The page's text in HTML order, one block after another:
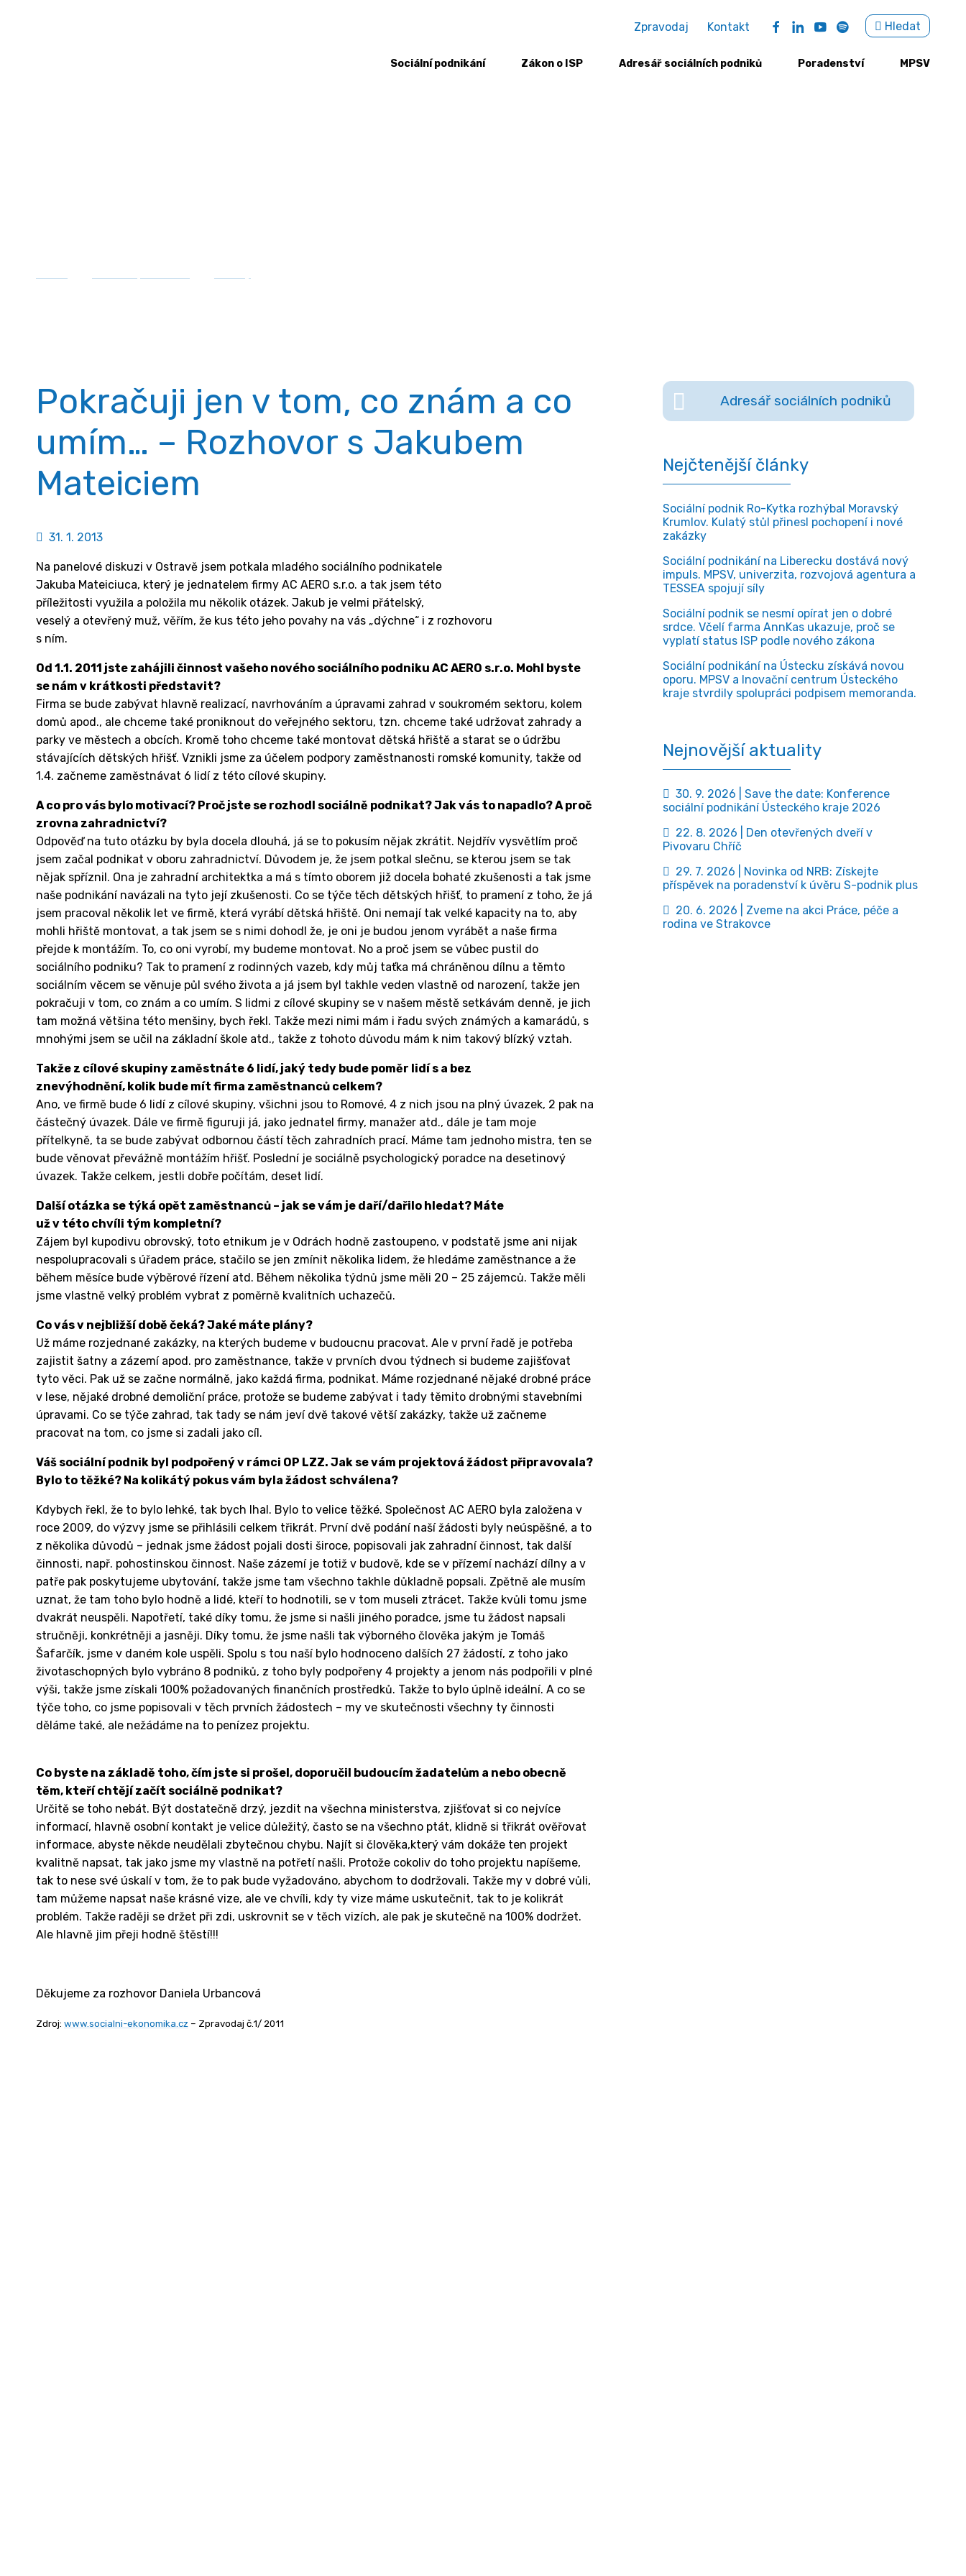
Zpravodaj Kontakt Hledat
Sociální podnikání Zákon o ISP Adresář sociálních podniků Poradenství MPSV
Pokračuji jen v tom, co znám a co
umím… – Rozhovor s Jakubem
Mateiciem
31. 1. 2013
Na panelové diskuzi v Ostravě jsem potkala mladého sociálního podnikatele
Jakuba Mateiciuca, který je jednatelem firmy AC AERO s.r.o. a tak jsem této
příležitosti využila a položila mu několik otázek. Jakub je velmi přátelský,
veselý a otevřený muž, věřím, že kus této jeho povahy na vás „dýchne“ i z rozhovoru
s ním.
Od 1.1. 2011 jste zahájili činnost vašeho nového sociálního podniku AC AERO s.r.o. Mohl byste
se nám v krátkosti představit?
Firma se bude zabývat hlavně realizací, navrhováním a úpravami zahrad v soukromém sektoru, kolem
domů apod., ale chceme také proniknout do veřejného sektoru, tzn. chceme také udržovat zahrady a
parky ve městech a obcích. Kromě toho chceme také montovat dětská hřiště a starat se o údržbu
stávajících dětských hřišť. Vznikli jsme za účelem podpory zaměstnanosti romské komunity, takže od
1.4. začneme zaměstnávat 6 lidí z této cílové skupiny.
A co pro vás bylo motivací? Proč jste se rozhodl sociálně podnikat? Jak vás to napadlo? A proč
zrovna zahradnictví?
Odpověď na tuto otázku by byla docela dlouhá, já se to pokusím nějak zkrátit. Nejdřív vysvětlím proč
jsem začal podnikat v oboru zahradnictví. Důvodem je, že jsem potkal slečnu, se kterou jsem se tak
nějak spříznil. Ona je zahradní architektka a má s tímto oborem již docela bohaté zkušenosti a tak jsme
naše podnikání navázali na tyto její zkušenosti. Co se týče těch dětských hřišť, to pramení z toho, že já
jsem pracoval několik let ve firmě, která vyrábí dětská hřiště. Oni nemají tak velké kapacity na to, aby
mohli hřiště montovat, a tak jsem se s nimi dohodl že, je oni je budou jenom vyrábět a naše firma
přejde k montážím. To, co oni vyrobí, my budeme montovat. No a proč jsem se vůbec pustil do
sociálního podniku? Tak to pramení z rodinných vazeb, kdy můj taťka má chráněnou dílnu a těmto
sociálním věcem se věnuje půl svého života a já jsem byl takhle veden vlastně od narození, takže jen
pokračuji v tom, co znám a co umím. S lidmi z cílové skupiny se v našem městě setkávám denně, je jich
tam možná většina této menšiny, bych řekl. Takže mezi nimi mám i řadu svých známých a kamarádů, s
mnohými jsem se učil na základní škole atd., takže z tohoto důvodu mám k nim takový blízký vztah.
Takže z cílové skupiny zaměstnáte 6 lidí, jaký tedy bude poměr lidí s a bez
znevýhodnění, kolik bude mít firma zaměstnanců celkem?
Ano, ve firmě bude 6 lidí z cílové skupiny, všichni jsou to Romové, 4 z nich jsou na plný úvazek, 2 pak na
částečný úvazek. Dále ve firmě figuruji já, jako jednatel firmy, manažer atd., dále je tam moje
přítelkyně, ta se bude zabývat odbornou částí těch zahradních prací. Máme tam jednoho mistra, ten se
bude věnovat převážně montážím hřišť. Poslední je sociálně psychologický poradce na desetinový
úvazek. Takže celkem, jestli dobře počítám, deset lidí.
Další otázka se týká opět zaměstnanců – jak se vám je daří/dařilo hledat? Máte
už v této chvíli tým kompletní?
Zájem byl kupodivu obrovský, toto etnikum je v Odrách hodně zastoupeno, v podstatě jsme ani nijak
nespolupracovali s úřadem práce, stačilo se jen zmínit několika lidem, že hledáme zaměstnance a že
během měsíce bude výběrové řízení atd. Během několika týdnů jsme měli 20 – 25 zájemců. Takže měli
jsme vlastně velký problém vybrat z poměrně kvalitních uchazečů.
Co vás v nejbližší době čeká? Jaké máte plány?
Už máme rozjednané zakázky, na kterých budeme v budoucnu pracovat. Ale v první řadě je potřeba
zajistit šatny a zázemí apod. pro zaměstnance, takže v prvních dvou týdnech si budeme zajišťovat
tyto věci. Pak už se začne normálně, jako každá firma, podnikat. Máme rozjednané nějaké drobné práce
v lese, nějaké drobné demoliční práce, protože se budeme zabývat i tady těmito drobnými stavebními
úpravami. Co se týče zahrad, tak tady se nám jeví dvě takové větší zakázky, takže už začneme
pracovat na tom, co jsme si zadali jako cíl.
Váš sociální podnik byl podpořený v rámci OP LZZ. Jak se vám projektová žádost připravovala?
Bylo to těžké? Na kolikátý pokus vám byla žádost schválena?
Kdybych řekl, že to bylo lehké, tak bych lhal. Bylo to velice těžké. Společnost AC AERO byla založena v
roce 2009, do výzvy jsme se přihlásili celkem třikrát. První dvě podání naší žádosti byly neúspěšné, a to
z několika důvodů – jednak jsme žádost pojali dosti široce, popisovali jak zahradní činnost, tak další
činnosti, např. pohostinskou činnost. Naše zázemí je totiž v budově, kde se v přízemí nachází dílny a v
patře pak poskytujeme ubytování, takže jsme tam všechno takhle důkladně popsali. Zpětně ale musím
uznat, že tam toho bylo hodně a lidé, kteří to hodnotili, se v tom museli ztrácet. Takže kvůli tomu jsme
dvakrát neuspěli. Napotřetí, také díky tomu, že jsme si našli jiného poradce, jsme tu žádost napsali
stručněji, konkrétněji a jasněji. Díky tomu, že jsme našli tak výborného člověka jakým je Tomáš
Šafarčík, jsme v daném kole uspěli. Spolu s tou naší bylo hodnoceno dalších 27 žádostí, z toho jako
životaschopných bylo vybráno 8 podniků, z toho byly podpořeny 4 projekty a jenom nás podpořili v plné
výši, takže jsme získali 100% požadovaných finančních prostředků. Takže to bylo úplně ideální. A co se
týče toho, co jsme popisovali v těch prvních žádostech – my ve skutečnosti všechny ty činnosti
děláme také, ale nežádáme na to penízez projektu.
Co byste na základě toho, čím jste si prošel, doporučil budoucím žadatelům a nebo obecně
těm, kteří chtějí začít sociálně podnikat?
Určitě se toho nebát. Být dostatečně drzý, jezdit na všechna ministerstva, zjišťovat si co nejvíce
informací, hlavně osobní kontakt je velice důležitý, často se na všechno ptát, klidně si třikrát ověřovat
informace, abyste někde neudělali zbytečnou chybu. Najít si člověka,který vám dokáže ten projekt
kvalitně napsat, tak jako jsme my vlastně na potřetí našli. Protože cokoliv do toho projektu napíšeme,
tak to nese své úskalí v tom, že to pak bude vyžadováno, abychom to dodržovali. Takže my v dobré vůli,
tam můžeme napsat naše krásné vize, ale ve chvíli, kdy ty vize máme uskutečnit, tak to je kolikrát
problém. Takže raději se držet při zdi, uskrovnit se v těch vizích, ale pak je skutečně na 100% dodržet.
Ale hlavně jim přeji hodně štěstí!!!
Děkujeme za rozhovor Daniela Urbancová
Zdroj: www.socialni-ekonomika.cz – Zpravodaj č.1/ 2011
Adresář sociálních podniků
Nejčtenější články
Sociální podnik Ro-Kytka rozhýbal Moravský
Krumlov. Kulatý stůl přinesl pochopení i nové
zakázky
Sociální podnikání na Liberecku dostává nový
impuls. MPSV, univerzita, rozvojová agentura a
TESSEA spojují síly
Sociální podnik se nesmí opírat jen o dobré
srdce. Včelí farma AnnKas ukazuje, proč se
vyplatí status ISP podle nového zákona
Sociální podnikání na Ústecku získává novou
oporu. MPSV a Inovační centrum Ústeckého
kraje stvrdily spolupráci podpisem memoranda.
Nejnovější aktuality
30. 9. 2026 | Save the date: Konference
sociální podnikání Ústeckého kraje 2026
22. 8. 2026 | Den otevřených dveří v
Pivovaru Chříč
29. 7. 2026 | Novinka od NRB: Získejte
příspěvek na poradenství k úvěru S-podnik plus
20. 6. 2026 | Zveme na akci Práce, péče a
rodina ve Strakovce